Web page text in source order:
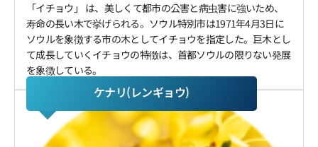
「イチョウ」 は、美しくて都市の公害と病虫害に強いため、
寿命の長い木で挙げられる。ソウル特別市は1971年4月3日に
ソウルを象徴する市の木としてイチョウを指定した。巨木とし
て成長していくイチョウの特徴は、首都ソウルの限りない発展
を象徴している。
ケナリ(レンギョウ)